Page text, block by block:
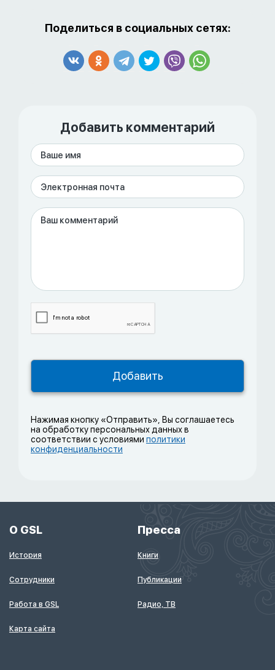
Поделиться в социальных сетях:
Добавить комментарий
Нажимая кнопку «Отправить», Вы соглашаетесь
на обработку персональных данных в
соответствии с условиями политики
конфиденциальности
О GSL
История
Сотрудники
Работа в GSL
Карта сайта
Пресса
Книги
Публикации
Радио, ТВ